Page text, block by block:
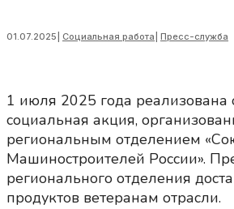
01.07.2025 Социальная работа Пресс-служба
1 июля 2025 года реализована
социальная акция,
региональным отделением
Машиностроителей России».
регионального отделения
продуктов ветеранам отрасли.